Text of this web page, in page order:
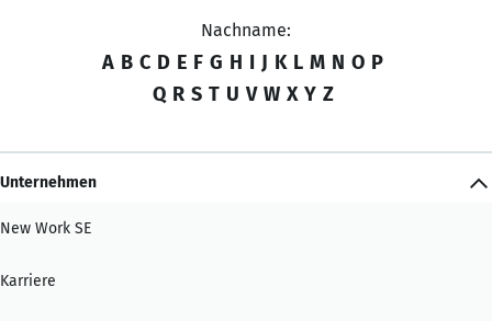
Nachname:
A B C D E F G H I J K L M N O P
Q R S T U V W X Y Z
Unternehmen
New Work SE
Karriere